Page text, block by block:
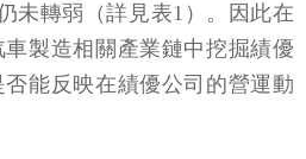
未轉弱（詳見表1）。因此在
製造相關產業鏈中挖掘績優
能反映在績優公司的營運動